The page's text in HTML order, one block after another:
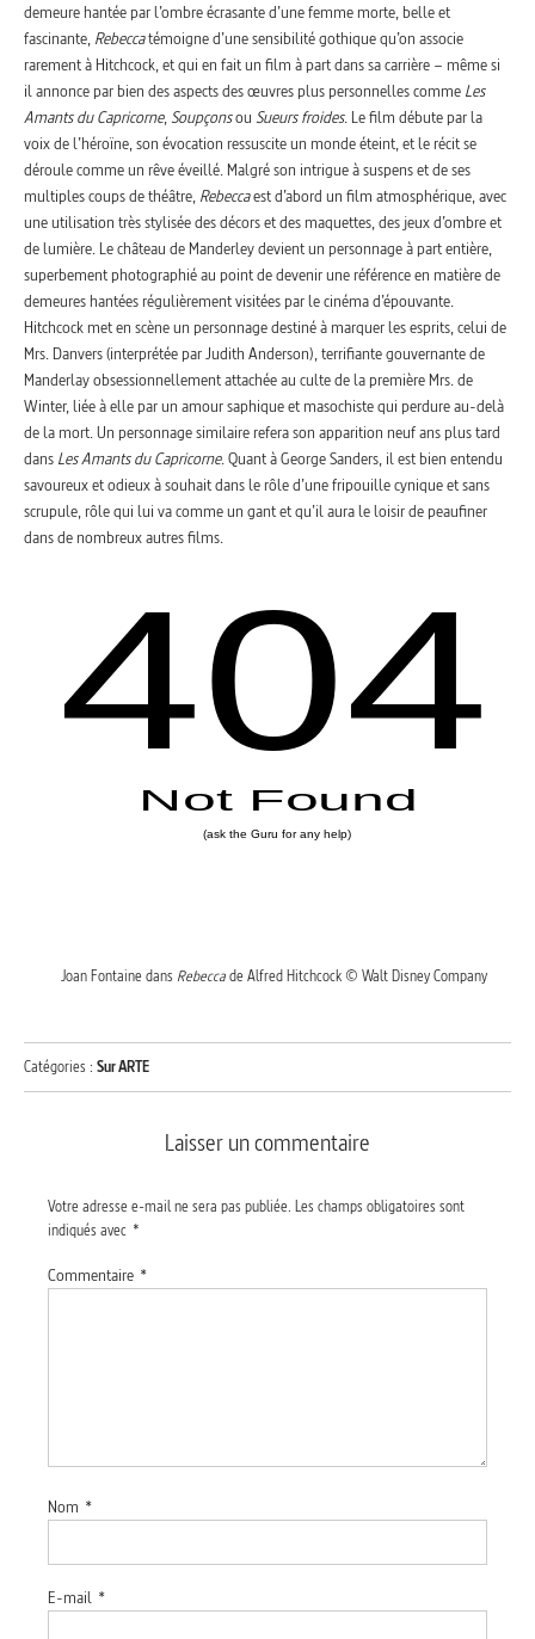
demeure hantée par l’ombre écrasante d’une femme morte, belle et
fascinante, Rebeccatémoigne d’une sensibilité gothique qu’on associe
rarement à Hitchcock, et qui en fait un film à part dans sa carrière – même si
il annonce par bien des aspects des œuvres plus personnelles comme Les
Amants du Capricorne,Soupçonsou Sueurs froides. Le film débute par la
voix de l’héroïne, son évocation ressuscite un monde éteint, et le récit se
déroule comme un rêve éveillé. Malgré son intrigue à suspens et de ses
multiples coups de théâtre, Rebeccaest d’abord un film atmosphérique, avec
une utilisation très stylisée des décors et des maquettes, des jeux d’ombre et
de lumière. Le château de Manderley devient un personnage à part entière,
superbement photographié au point de devenir une référence en matière de
demeures hantées régulièrement visitées par le cinéma d’épouvante.
Hitchcock met en scène un personnage destiné à marquer les esprits, celui de
Mrs. Danvers (interprétée par Judith Anderson), terrifiante gouvernante de
Manderlay obsessionnellement attachée au culte de la première Mrs. de
Winter, liée à elle par un amour saphique et masochiste qui perdure au-delà
de la mort. Un personnage similaire refera son apparition neuf ans plus tard
dans Les Amants du Capricorne. Quant à George Sanders, il est bien entendu
savoureux et odieux à souhait dans le rôle d’une fripouille cynique et sans
scrupule, rôle qui lui va comme un gant et qu’il aura le loisir de peaufiner
dans de nombreux autres films.
Joan Fontaine dans Rebeccade Alfred Hitchcock © Walt Disney Company
Catégories : Sur ARTE
Laisser un commentaire
Votre adresse e-mail ne sera pas publiée. Les champs obligatoires sont
indiqués avec *
Commentaire *
Nom *
E-mail *